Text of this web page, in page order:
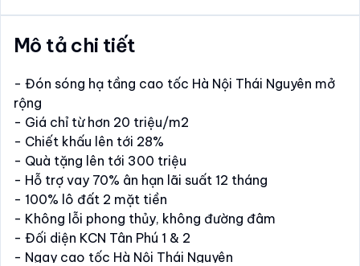
Mô tả chi tiết
- Đón sóng hạ tầng cao tốc Hà Nội Thái Nguyên mở
rộng
- Giá chỉ từ hơn 20 triệu/m2
- Chiết khấu lên tới 28%
- Quà tặng lên tới 300 triệu
- Hỗ trợ vay 70% ân hạn lãi suất 12 tháng
- 100% lô đất 2 mặt tiền
- Không lỗi phong thủy, không đường đâm
- Đối diện KCN Tân Phú 1 & 2
- Ngay cao tốc Hà Nội Thái Nguyên